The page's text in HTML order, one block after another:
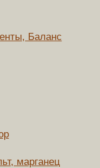
Баланс
марганец